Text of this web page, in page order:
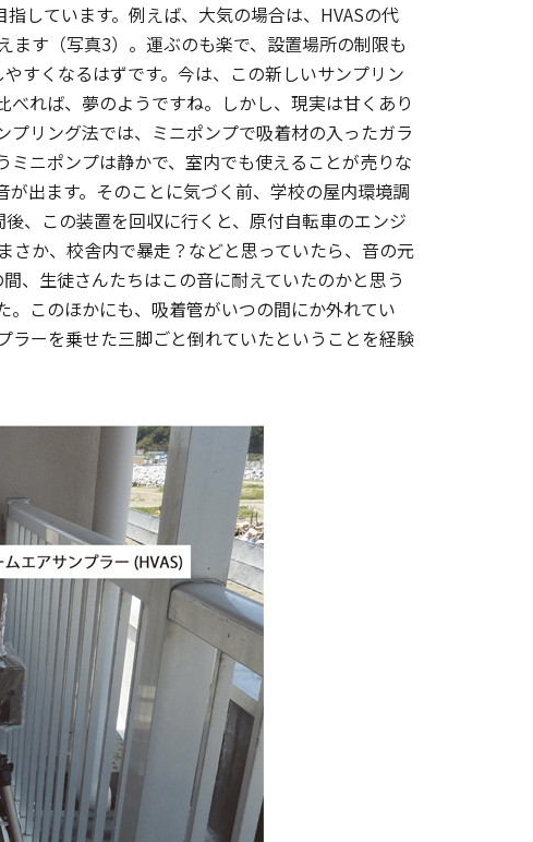
しています。例えば、大気の場合は、HVASの代
す（写真3）。運ぶのも楽で、設置場所の制限も
すくなるはずです。今は、この新しいサンプリン
れば、夢のようですね。しかし、現実は甘くあり
リング法では、ミニポンプで吸着材の入ったガラ
ニポンプは静かで、室内でも使えることが売りな
出ます。そのことに気づく前、学校の屋内環境調
、この装置を回収に行くと、原付自転車のエンジ
さか、校舎内で暴走？などと思っていたら、音の元
、生徒さんたちはこの音に耐えていたのかと思う
このほかにも、吸着管がいつの間にか外れてい
ラーを乗せた三脚ごと倒れていたということを経験